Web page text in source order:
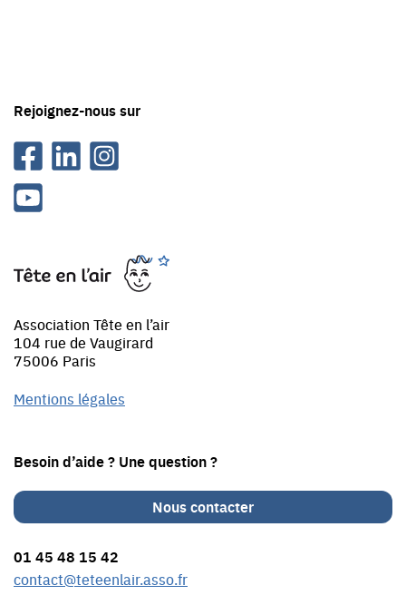
Tête
en
Association Tête en l’air
104 rue de Vaugirard
75006 Paris
Mentions légales
Besoin d’aide ? Une question ?
Nous contacter
01 45 48 15 42
contact@teteenlair.asso.fr
Rejoignez-nous sur
FacebookLinkedinInstagram
Youtube